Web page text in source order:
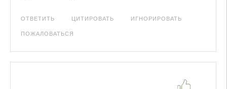
ОТВЕТИТЬ ЦИТИРОВАТЬ ИГНОРИРОВАТЬ
ПОЖАЛОВАТЬСЯ